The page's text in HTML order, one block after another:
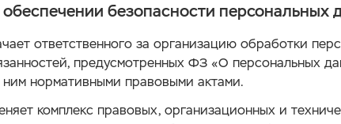
безопасности персональных
ответственного за организацию обработки
предусмотренных ФЗ «О персональных
ним нормативными правовыми актами.
комплекс правовых, организационных и